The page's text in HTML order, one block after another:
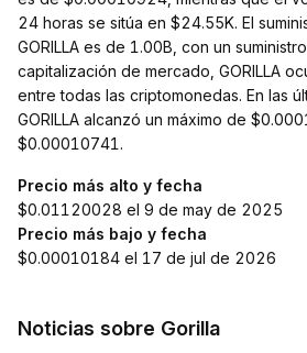
24 horas se sitúa en $24.55K. El
GORILLA es de 1.00B, con un
capitalización de mercado, GORILLA
entre todas las criptomonedas. En las
GORILLA alcanzó un máximo de
$0.00010741.
Precio más alto y fecha
$0.01120028 el 9 de may de 2025
Precio más bajo y fecha
$0.00010184 el 17 de jul de 2026
Noticias sobre Gorilla